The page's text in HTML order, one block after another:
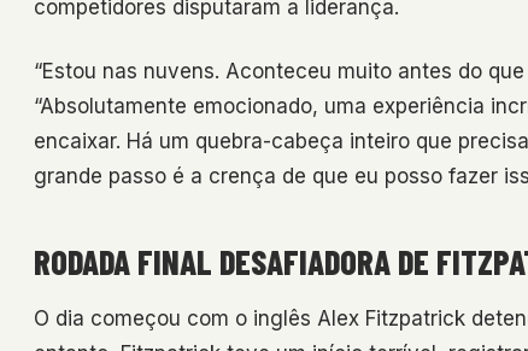
competidores disputaram a liderança.
“Estou nas nuvens. Aconteceu muito antes do
“Absolutamente emocionado, uma experiência
encaixar. Há um quebra-cabeça inteiro que
grande passo é a crença de que eu posso fazer
RODADA FINAL DESAFIADORA DE
O dia começou com o inglês Alex Fitzpatrick